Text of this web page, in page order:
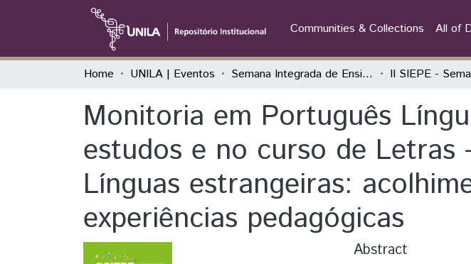
Communities & Collections All of
Home UNILA | Eventos Semana Integrada de Ensino, Pesquisa e Extensão (SIEPE)
Monitoria em Português
estudos e no curso de Letras
Línguas estrangeiras:
experiências pedagógicas
Abstract